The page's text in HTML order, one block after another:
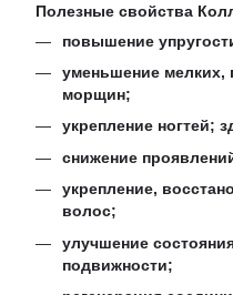
Полезные свойства
повышение
уменьшение мелких,
морщин;
укрепление ногтей;
снижение
укрепление,
волос;
улучшение
подвижности;